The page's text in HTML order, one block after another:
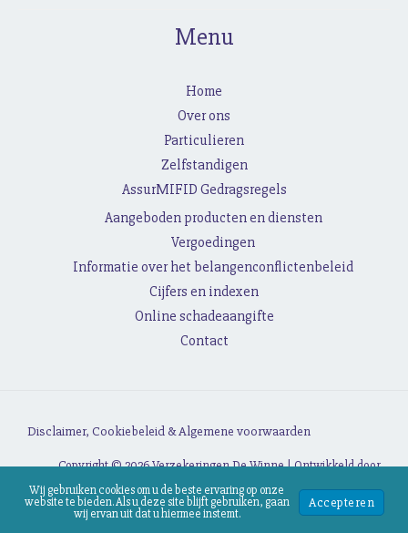
Menu
Home
Over ons
Particulieren
Zelfstandigen
AssurMIFID Gedragsregels
Aangeboden producten en diensten
Vergoedingen
Informatie over het belangenconflictenbeleid
Cijfers en indexen
Online schadeaangifte
Contact
Disclaimer, Cookiebeleid &Algemene voorwaarden
Copyright © 2026 Verzekeringen De Winne | Ontwikkeld door
Webassur
Wij gebruiken cookies om u de beste ervaring op onze
website te bieden. Als u deze site blijft gebruiken, gaan
wij ervan uit dat u hiermee instemt.
Accepteren